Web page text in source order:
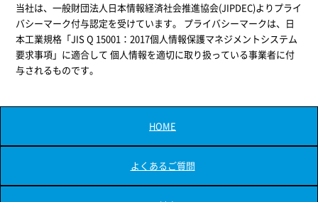
当社は、一般財団法人日本情報経済社会推進協会(JIPDEC)よりプライ
バシーマーク付与認定を受けています。 プライバシーマークは、日
本工業規格「JIS Q 15001：2017個人情報保護マネジメントシステム
要求事項」に適合して 個人情報を適切に取り扱っている事業者に付
与されるものです。
HOME
よくあるご質問